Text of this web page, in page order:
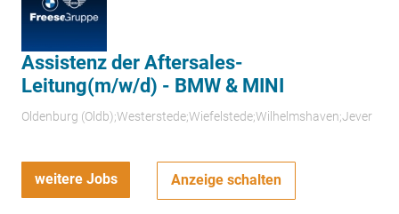
Assistenz der Aftersales-
Leitung(m/w/d) - BMW & MINI
Oldenburg (Oldb);Westerstede;Wiefelstede;Wilhelmshaven;Jever
weitere Jobs Anzeige schalten